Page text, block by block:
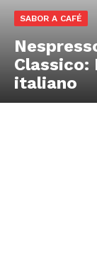
SABOR A CAFÉ
italiano